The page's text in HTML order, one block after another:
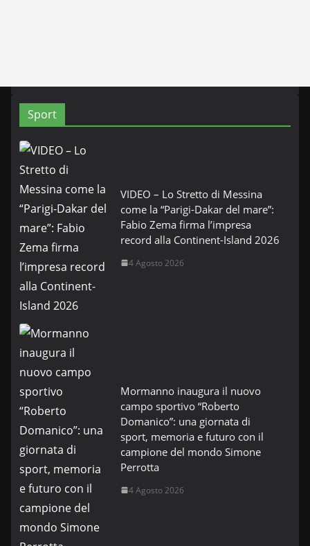
Sport
VIDEO – Lo Stretto di Messina
come la “Parigi-Dakar del mare”:
Fabio Zema firma l’impresa
record alla Continent-Island 2026
4 Agosto 2026
Mormanno inaugura il nuovo
campo sportivo “Roberto
Domanico”: una giornata di
sport, memoria e futuro con il
campione del mondo Simone
Perrotta
4 Agosto 2026